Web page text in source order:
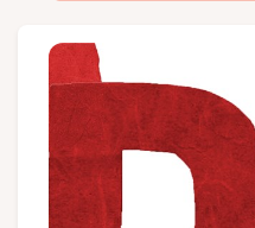
Pers
Groepen en touroperators